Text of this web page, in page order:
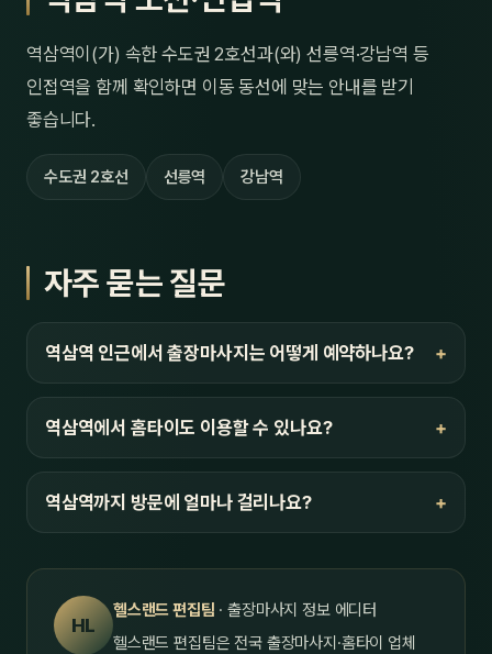
역삼역이(가) 속한 수도권 2호선과(와) 선릉역·강남역 등
인접역을 함께 확인하면 이동 동선에 맞는 안내를 받기
좋습니다.
수도권 2호선 선릉역 강남역
자주 묻는 질문
역삼역 인근에서 출장마사지는 어떻게 예약하나요?
역삼역에서 홈타이도 이용할 수 있나요?
역삼역까지 방문에 얼마나 걸리나요?
HL
헬스랜드 편집팀 · 출장마사지 정보 에디터
헬스랜드 편집팀은 전국 출장마사지·홈타이 업체